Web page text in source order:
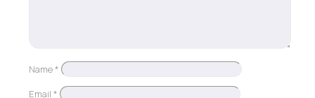
Name*
Email *